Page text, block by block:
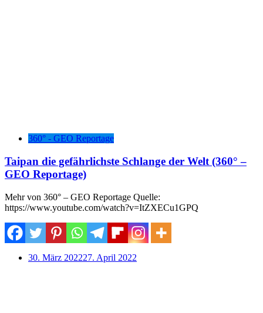
360° - GEO Reportage
Taipan die gefährlichste Schlange der Welt (360° –
GEO Reportage)
Mehr von 360° – GEO Reportage Quelle:
https://www.youtube.com/watch?v=ItZXECu1GPQ
30. März 202227. April 2022